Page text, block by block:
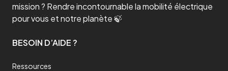
mission ? Rendre incontournable la mobilité électrique
pour vous et notre planète 🍃
BESOIN D’AIDE ?
Ressources